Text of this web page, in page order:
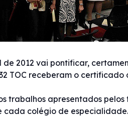
2012 vai pontificar,
TOC receberam o certificado
trabalhos apresentados pelos
cada colégio de